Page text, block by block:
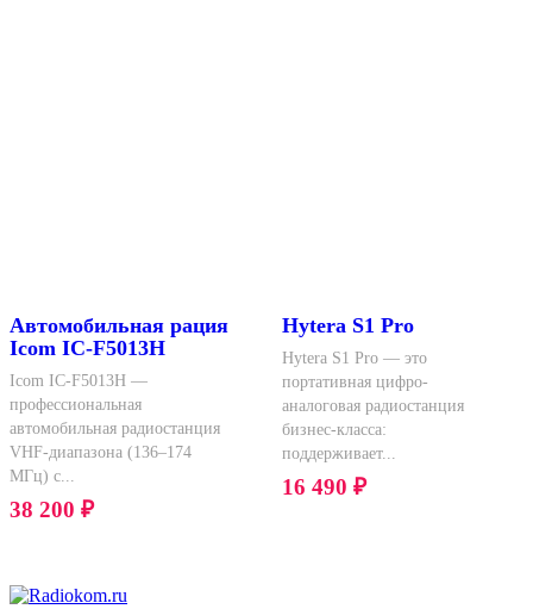
Автомобильная рация
Icom IC-F5013H
Icom IC-F5013H —
профессиональная
автомобильная радиостанция
VHF-диапазона (136–174
МГц) с...
38 200 ₽
Hytera S1 Pro
Hytera S1 Pro — это
портативная цифро-
аналоговая радиостанция
бизнес-класса:
поддерживает...
16 490 ₽